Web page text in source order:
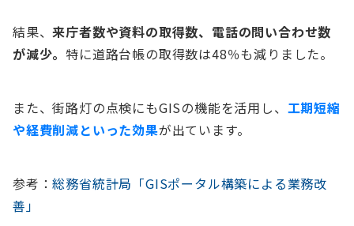
結果、来庁者数や資料の取得数、電話の問い合わせ数
が減少。 特に道路台帳の取得数は48％も減りました。
また、街路灯の点検にもGISの機能を活用し、 工期短縮
や経費削減といった効果が出ています。
参考：総務省統計局「GISポータル構築による業務改
善」